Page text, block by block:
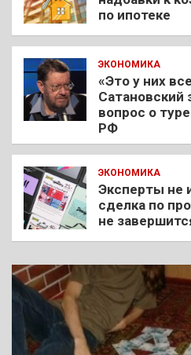
по ипотеке
ЭКОНОМИКА
«Это у них
Сатановский
вопрос о
РФ
ЭКОНОМИКА
Эксперты не
сделка по
не